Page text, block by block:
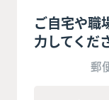
ご自宅や職
力してくだ
郵